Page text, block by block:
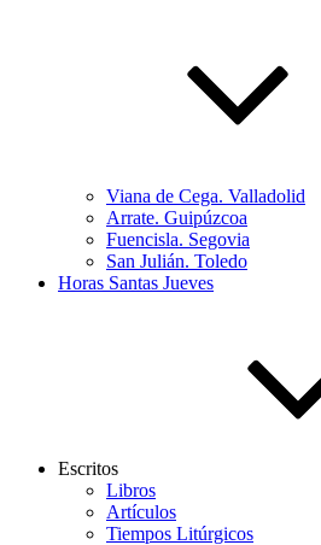
Viana de Cega. Valladolid
Arrate. Guipúzcoa
Fuencisla. Segovia
San Julián. Toledo
Horas Santas Jueves
Escritos
Libros
Artículos
Tiempos Litúrgicos